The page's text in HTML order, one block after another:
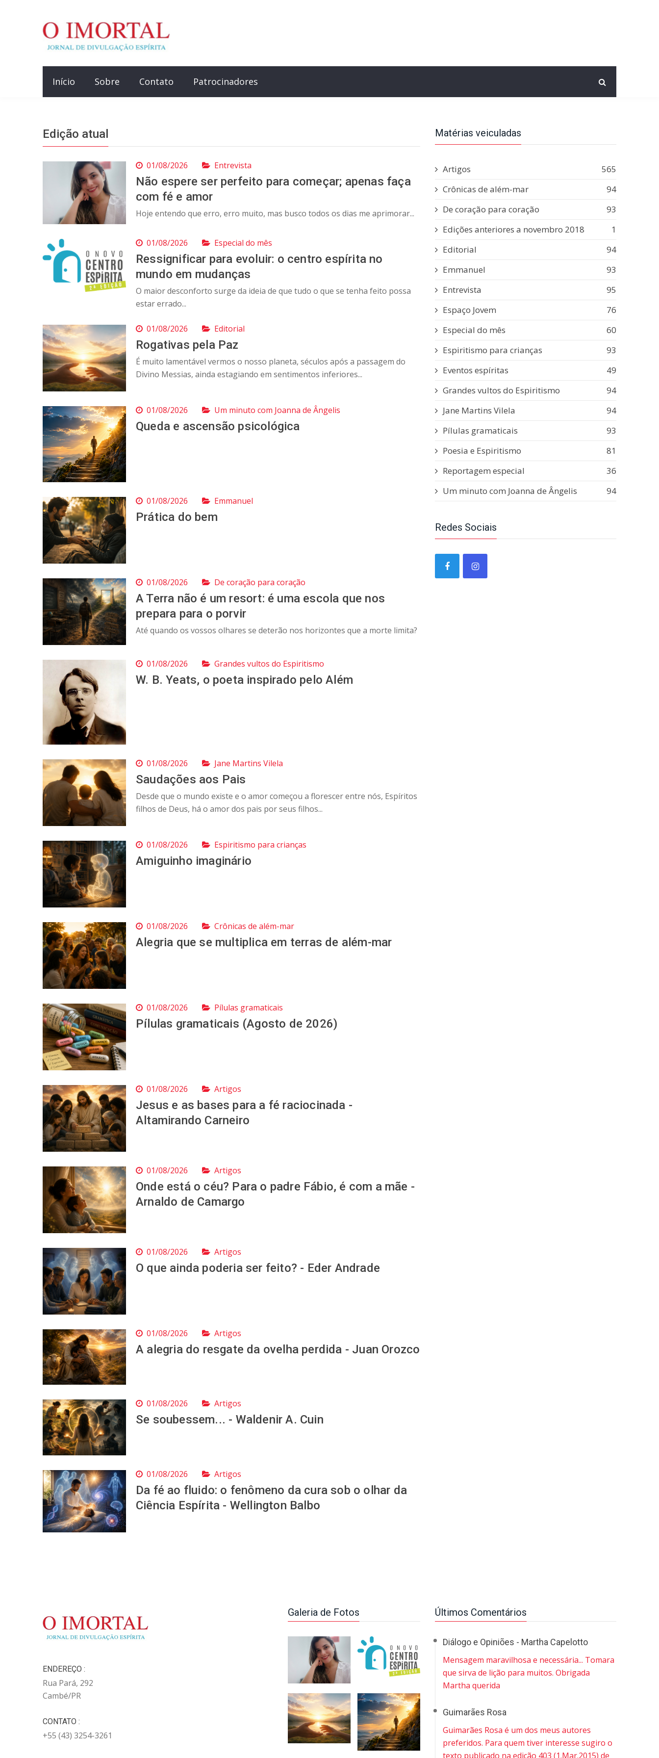
Início Sobre Contato Patrocinadores
Edição atual
01/08/2026 Entrevista
Não espere ser perfeito para começar; apenas faça
com fé e amor
Hoje entendo que erro, erro muito, mas busco todos os dias me aprimorar...
01/08/2026 Especial do mês
Ressignificar para evoluir: o centro espírita no
mundo em mudanças
O maior desconforto surge da ideia de que tudo o que se tenha feito possa
estar errado...
01/08/2026 Editorial
Rogativas pela Paz
É muito lamentável vermos o nosso planeta, séculos após a passagem do
Divino Messias, ainda estagiando em sentimentos inferiores...
01/08/2026 Um minuto com Joanna de Ângelis
Queda e ascensão psicológica
01/08/2026 Emmanuel
Prática do bem
01/08/2026 De coração para coração
A Terra não é um resort: é uma escola que nos
prepara para o porvir
Até quando os vossos olhares se deterão nos horizontes que a morte limita?
01/08/2026 Grandes vultos do Espiritismo
W. B. Yeats, o poeta inspirado pelo Além
01/08/2026 Jane Martins Vilela
Saudações aos Pais
Desde que o mundo existe e o amor começou a florescer entre nós, Espíritos
filhos de Deus, há o amor dos pais por seus filhos...
01/08/2026 Espiritismo para crianças
Amiguinho imaginário
01/08/2026 Crônicas de além-mar
Alegria que se multiplica em terras de além-mar
01/08/2026 Pílulas gramaticais
Pílulas gramaticais (Agosto de 2026)
01/08/2026 Artigos
Jesus e as bases para a fé raciocinada -
Altamirando Carneiro
01/08/2026 Artigos
Onde está o céu? Para o padre Fábio, é com a mãe -
Arnaldo de Camargo
01/08/2026 Artigos
O que ainda poderia ser feito? - Eder Andrade
01/08/2026 Artigos
A alegria do resgate da ovelha perdida - Juan Orozco
01/08/2026 Artigos
Se soubessem... - Waldenir A. Cuin
01/08/2026 Artigos
Da fé ao fluido: o fenômeno da cura sob o olhar da
Ciência Espírita - Wellington Balbo
Matérias veiculadas
Artigos
565
Crônicas de além-mar
94
De coração para coração
93
Edições anteriores a novembro 2018
1
Editorial
94
Emmanuel
93
Entrevista
95
Espaço Jovem
76
Especial do mês
60
Espiritismo para crianças
93
Eventos espíritas
49
Grandes vultos do Espiritismo
94
Jane Martins Vilela
94
Pílulas gramaticais
93
Poesia e Espiritismo
81
Reportagem especial
36
Um minuto com Joanna de Ângelis
94
Redes Sociais
ENDEREÇO :
Rua Pará, 292
Cambé/PR
CONTATO :
+55 (43) 3254-3261
Galeria de Fotos Últimos Comentários
Diálogo e Opiniões - Martha Capelotto
Mensagem maravilhosa e necessária... Tomara
que sirva de lição para muitos. Obrigada
Martha querida
Guimarães Rosa
Guimarães Rosa é um dos meus autores
preferidos. Para quem tiver interesse sugiro o
texto publicado na edição 403 (1.Mar.2015) de